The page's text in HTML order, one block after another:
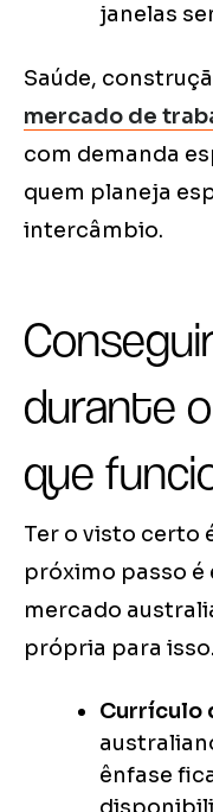
janelas
Saúde,
mercado de
com demanda
quem planeja
intercâmbio.
durante
que
Ter o visto certo
próximo passo é
mercado
própria para isso.
Currículo
ênfase